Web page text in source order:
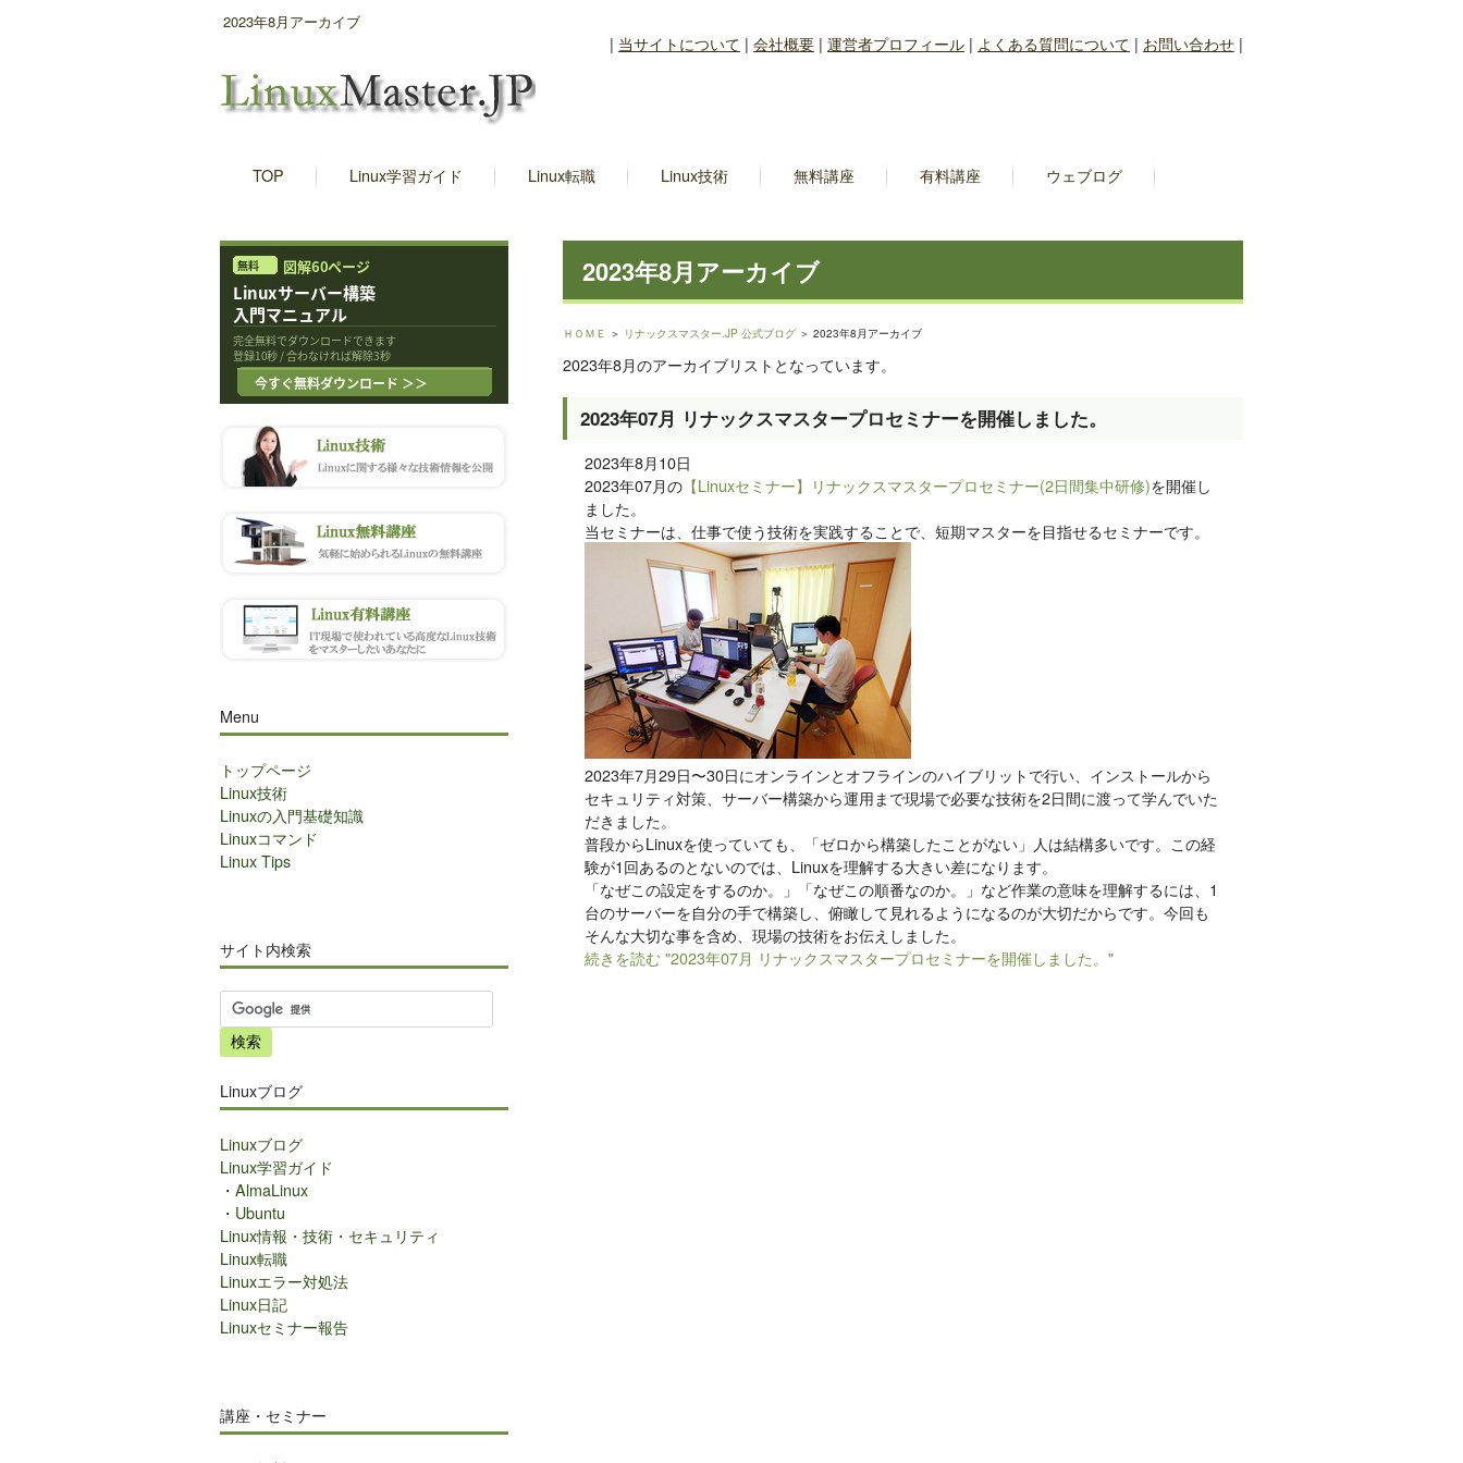
2023年8月アーカイブ
| 当サイトについて | 会社概要 | 運営者プロフィール | よくある質問について | お問い合わせ |
TOP Linux学習ガイド Linux転職 Linux技術 無料講座 有料講座 ウェブログ
2023年8月アーカイブ
ＨＯＭＥ ＞ リナックスマスター.JP 公式ブログ ＞ 2023年8月アーカイブ
2023年8月のアーカイブリストとなっています。
2023年07月 リナックスマスタープロセミナーを開催しました。
2023年8月10日
2023年07月の 【Linuxセミナー】リナックスマスタープロセミナー(2日間集中研修)を開催し
ました。
当セミナーは、仕事で使う技術を実践することで、短期マスターを目指せるセミナーです。
2023年7月29日〜30日にオンラインとオフラインのハイブリットで行い、インストールから
セキュリティ対策、サーバー構築から運用まで現場で必要な技術を2日間に渡って学んでいた
だきました。
普段からLinuxを使っていても、「ゼロから構築したことがない」人は結構多いです。この経
験が1回あるのとないのでは、Linuxを理解する大きい差になります。
「なぜこの設定をするのか。」「なぜこの順番なのか。」など作業の意味を理解するには、1
台のサーバーを自分の手で構築し、俯瞰して見れるようになるのが大切だからです。今回も
そんな大切な事を含め、現場の技術をお伝えしました。
続きを読む "2023年07月 リナックスマスタープロセミナーを開催しました。"
Menu
トップページ
Linux技術
Linuxの入門基礎知識
Linuxコマンド
Linux Tips
サイト内検索
サ
イ
ト
検
索
Linuxブログ
Linuxブログ
Linux学習ガイド
・ AlmaLinux
・ Ubuntu
Linux情報・技術・セキュリティ
Linux転職
Linuxエラー対処法
Linux日記
Linuxセミナー報告
講座・セミナー